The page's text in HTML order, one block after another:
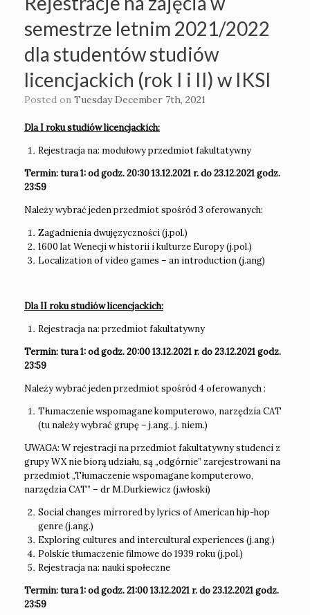
semestrze letnim 2021/2022
dla studentów studiów
licencjackich (rok I i II) w IKSI
Posted on Tuesday December 7th, 2021
Dla I roku studiów licencjackich:
Rejestracja na: modułowy przedmiot fakultatywny
Termin: tura 1: od godz. 20:30 13.12.2021 r. do 23.12.2021 godz.
23:59
Należy wybrać jeden przedmiot spośród 3 oferowanych:
Zagadnienia dwujęzyczności (j.pol.)
1600 lat Wenecji w historii i kulturze Europy (j.pol.)
Localization of video games – an introduction (j.ang)
Dla II roku studiów licencjackich:
Rejestracja na: przedmiot fakultatywny
Termin: tura 1: od godz. 20:00 13.12.2021 r. do 23.12.2021 godz.
23:59
Należy wybrać jeden przedmiot spośród 4 oferowanych :
Tłumaczenie wspomagane komputerowo, narzędzia CAT
(tu należy wybrać grupę – j.ang., j. niem.)
UWAGA: W rejestracji na przedmiot fakultatywny studenci z
grupy WX nie biorą udziału, są „odgórnie” zarejestrowani na
przedmiot „Tłumaczenie wspomagane komputerowo,
narzędzia CAT” – dr M.Durkiewicz (j.włoski)
Social changes mirrored by lyrics of American hip-hop
genre (j.ang.)
Exploring cultures and intercultural experiences (j.ang.)
Polskie tłumaczenie filmowe do 1939 roku (j.pol.)
Rejestracja na: nauki społeczne
Termin: tura 1: od godz. 21:00 13.12.2021 r. do 23.12.2021 godz.
23:59